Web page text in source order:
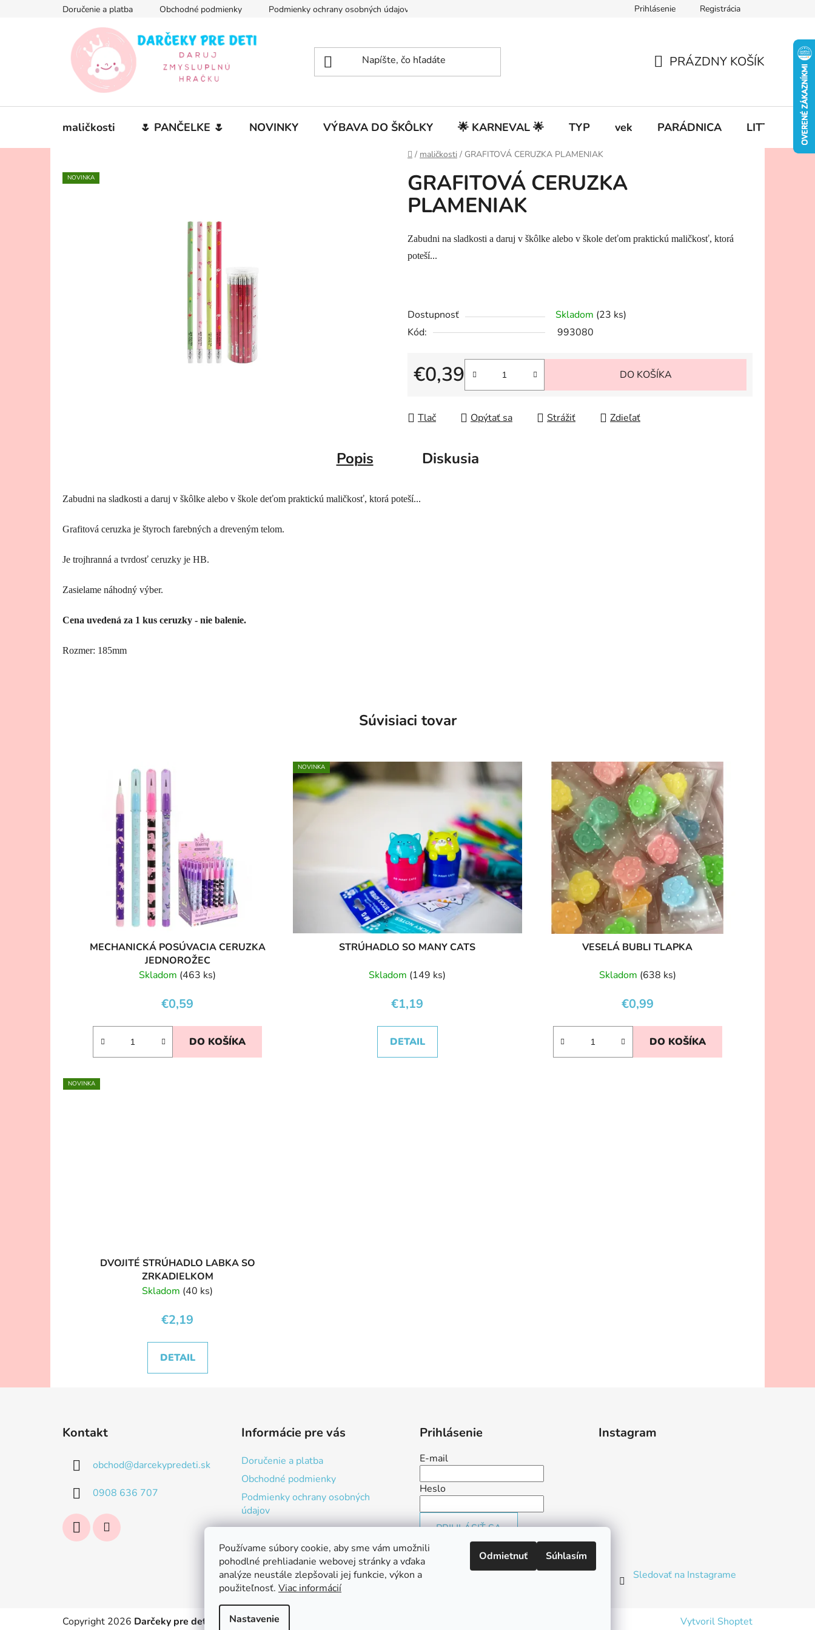
Používame súbory cookie, aby sme vám umožnili
pohodlné prehliadanie webovej stránky a vďaka
analýze neustále zlepšovali jej funkcie, výkon a
použiteľnosť. Viac informácií
Nastavenie
Odmietnuť Súhlasím
Doručenie a platba Obchodné podmienky Podmienky ochrany osobných údajov Prihlásenie Registrácia
KOŠÍK
PRÁZDNY KOŠÍK
maličkosti 🌷 PANČELKE 🌷 NOVINKY VÝBAVA DO ŠKÔLKY 🌟 KARNEVAL 🌟 TYP vek PARÁDNICA LITTLE
Domov
/ maličkosti / GRAFITOVÁ CERUZKA PLAMENIAK
GRAFITOVÁ CERUZKA
PLAMENIAK
Zabudni na sladkosti a daruj v škôlke alebo v škole deťom praktickú maličkosť, ktorá
poteší...
Dostupnosť Skladom (23 ks)
Kód:
993080
€0,39
Jednotková cena:
DO KOŠÍKA
Tlač Opýtať sa Strážiť Zdieľať
NOVINKA
Popis Diskusia
Zabudni na sladkosti a daruj v škôlke alebo v škole deťom praktickú maličkosť, ktorá poteší...
Grafitová ceruzka je štyroch farebných a dreveným telom.
Je trojhranná a tvrdosť ceruzky je HB.
Zasielame náhodný výber.
Cena uvedená za 1 kus ceruzky - nie balenie.
Rozmer: 185mm
Súvisiaci tovar
MECHANICKÁ POSÚVACIA CERUZKA
JEDNOROŽEC
Skladom (463 ks)
€0,59
DO KOŠÍKA
NOVINKA
STRÚHADLO SO MANY CATS
Skladom (149 ks)
€1,19
DETAIL
VESELÁ BUBLI TLAPKA
Skladom (638 ks)
€0,99
DO KOŠÍKA
NOVINKA
DVOJITÉ STRÚHADLO LABKA SO
ZRKADIELKOM
Skladom (40 ks)
€2,19
DETAIL
Kontakt
obchod@darcekypredeti.sk
0908 636 707
Informácie pre vás
Doručenie a platba
Obchodné podmienky
Podmienky ochrany osobných
údajov
Prihlásenie
E-mail
Heslo
PRIHLÁSIŤ SA
Nová registráciaZabudnuté heslo
Instagram
Sledovať na Instagrame
Vytvoril Shoptet
Copyright 2026 Darčeky pre deti . Všetky práva vyhradené.